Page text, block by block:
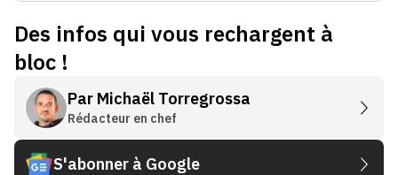
Des infos qui vous rechargent à
bloc !
Par Michaël Torregrossa
Rédacteur en chef
S'abonner à Google